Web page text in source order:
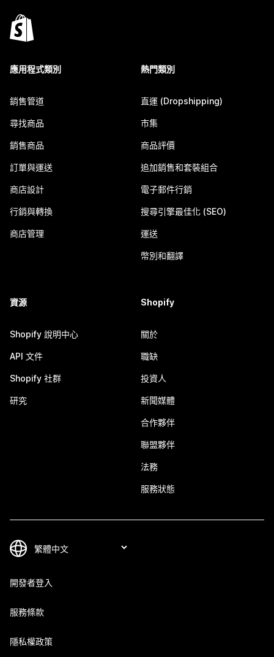
應用程式類別
銷售管道
尋找商品
銷售商品
訂單與運送
商店設計
行銷與轉換
商店管理
熱門類別
直運 (Dropshipping)
市集
商品評價
追加銷售和套裝組合
電子郵件行銷
搜尋引擎最佳化 (SEO)
運送
幣別和翻譯
資源
Shopify 說明中心
API 文件
Shopify 社群
研究
Shopify
關於
職缺
投資人
新聞媒體
合作夥伴
聯盟夥伴
法務
服務狀態
開發者登入
服務條款
隱私權政策